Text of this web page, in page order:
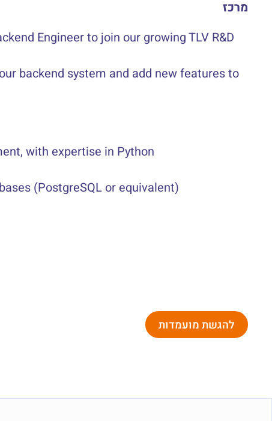
מרכז
Engineer to join our growing TLV R&D
backend system and add new features to
with expertise in Python
(PostgreSQL or equivalent)
להגשת מועמדות